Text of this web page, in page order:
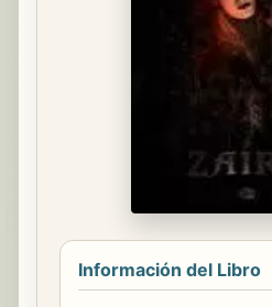
Información del Libro